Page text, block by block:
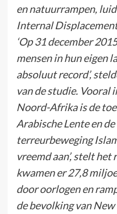
en natuurrampen,
Internal
‘Op 31 december
mensen in hun eigen
absoluut record’,
van de studie. Vooral
Noord-Afrika is de
Arabische Lente en
terreurbeweging
vreemd aan’, stelt
kwamen er 27,8
door oorlogen en
de bevolking van